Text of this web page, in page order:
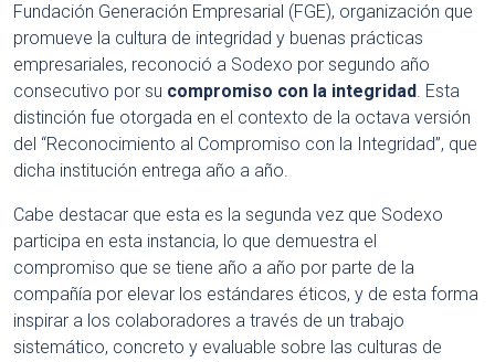
Fundación Generación Empresarial (FGE), organización que
promueve la cultura de integridad y buenas prácticas
empresariales, reconoció a Sodexo por segundo año
consecutivo por su compromiso con la integridad. Esta
distinción fue otorgada en el contexto de la octava versión
del “Reconocimiento al Compromiso con la Integridad”, que
dicha institución entrega año a año.
Cabe destacar que esta es la segunda vez que Sodexo
participa en esta instancia, lo que demuestra el
compromiso que se tiene año a año por parte de la
compañía por elevar los estándares éticos, y de esta forma
inspirar a los colaboradores a través de un trabajo
sistemático, concreto y evaluable sobre las culturas de